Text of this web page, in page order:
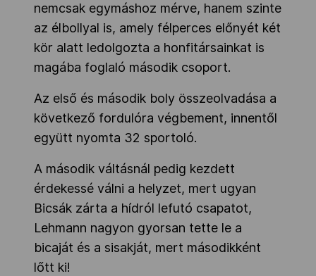
nemcsak egymáshoz mérve, hanem szinte
az élbollyal is, amely félperces előnyét két
kör alatt ledolgozta a honfitársainkat is
magába foglaló második csoport.
Az első és második boly összeolvadása a
következő fordulóra végbement, innentől
együtt nyomta 32 sportoló.
A második váltásnál pedig kezdett
érdekessé válni a helyzet, mert ugyan
Bicsák zárta a hídról lefutó csapatot,
Lehmann nagyon gyorsan tette le a
bicaját és a sisakját, mert másodikként
lőtt ki!